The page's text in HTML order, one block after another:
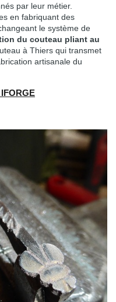
par leur métier.
en fabriquant des
le système de
du couteau pliant au
à Thiers qui transmet
artisanale du